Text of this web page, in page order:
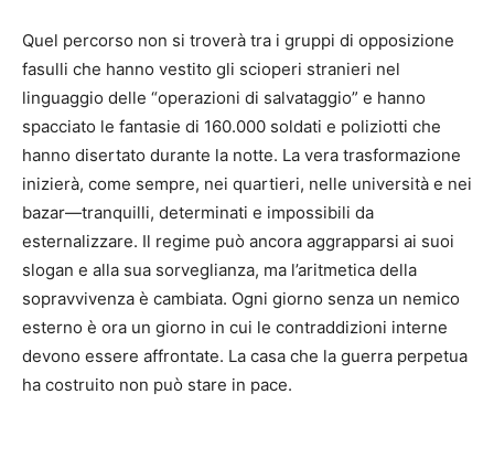
Quel percorso non si troverà tra i gruppi di opposizione
fasulli che hanno vestito gli scioperi stranieri nel
linguaggio delle “operazioni di salvataggio” e hanno
spacciato le fantasie di 160.000 soldati e poliziotti che
hanno disertato durante la notte. La vera trasformazione
inizierà, come sempre, nei quartieri, nelle università e nei
bazar—tranquilli, determinati e impossibili da
esternalizzare. Il regime può ancora aggrapparsi ai suoi
slogan e alla sua sorveglianza, ma l’aritmetica della
sopravvivenza è cambiata. Ogni giorno senza un nemico
esterno è ora un giorno in cui le contraddizioni interne
devono essere affrontate. La casa che la guerra perpetua
ha costruito non può stare in pace.